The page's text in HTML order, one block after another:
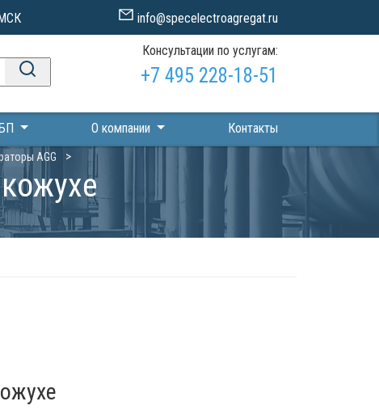
info@specelectroagregat.ru
Консультации по услугам:
+7 495 228-18-51
О компании Контакты
AGG